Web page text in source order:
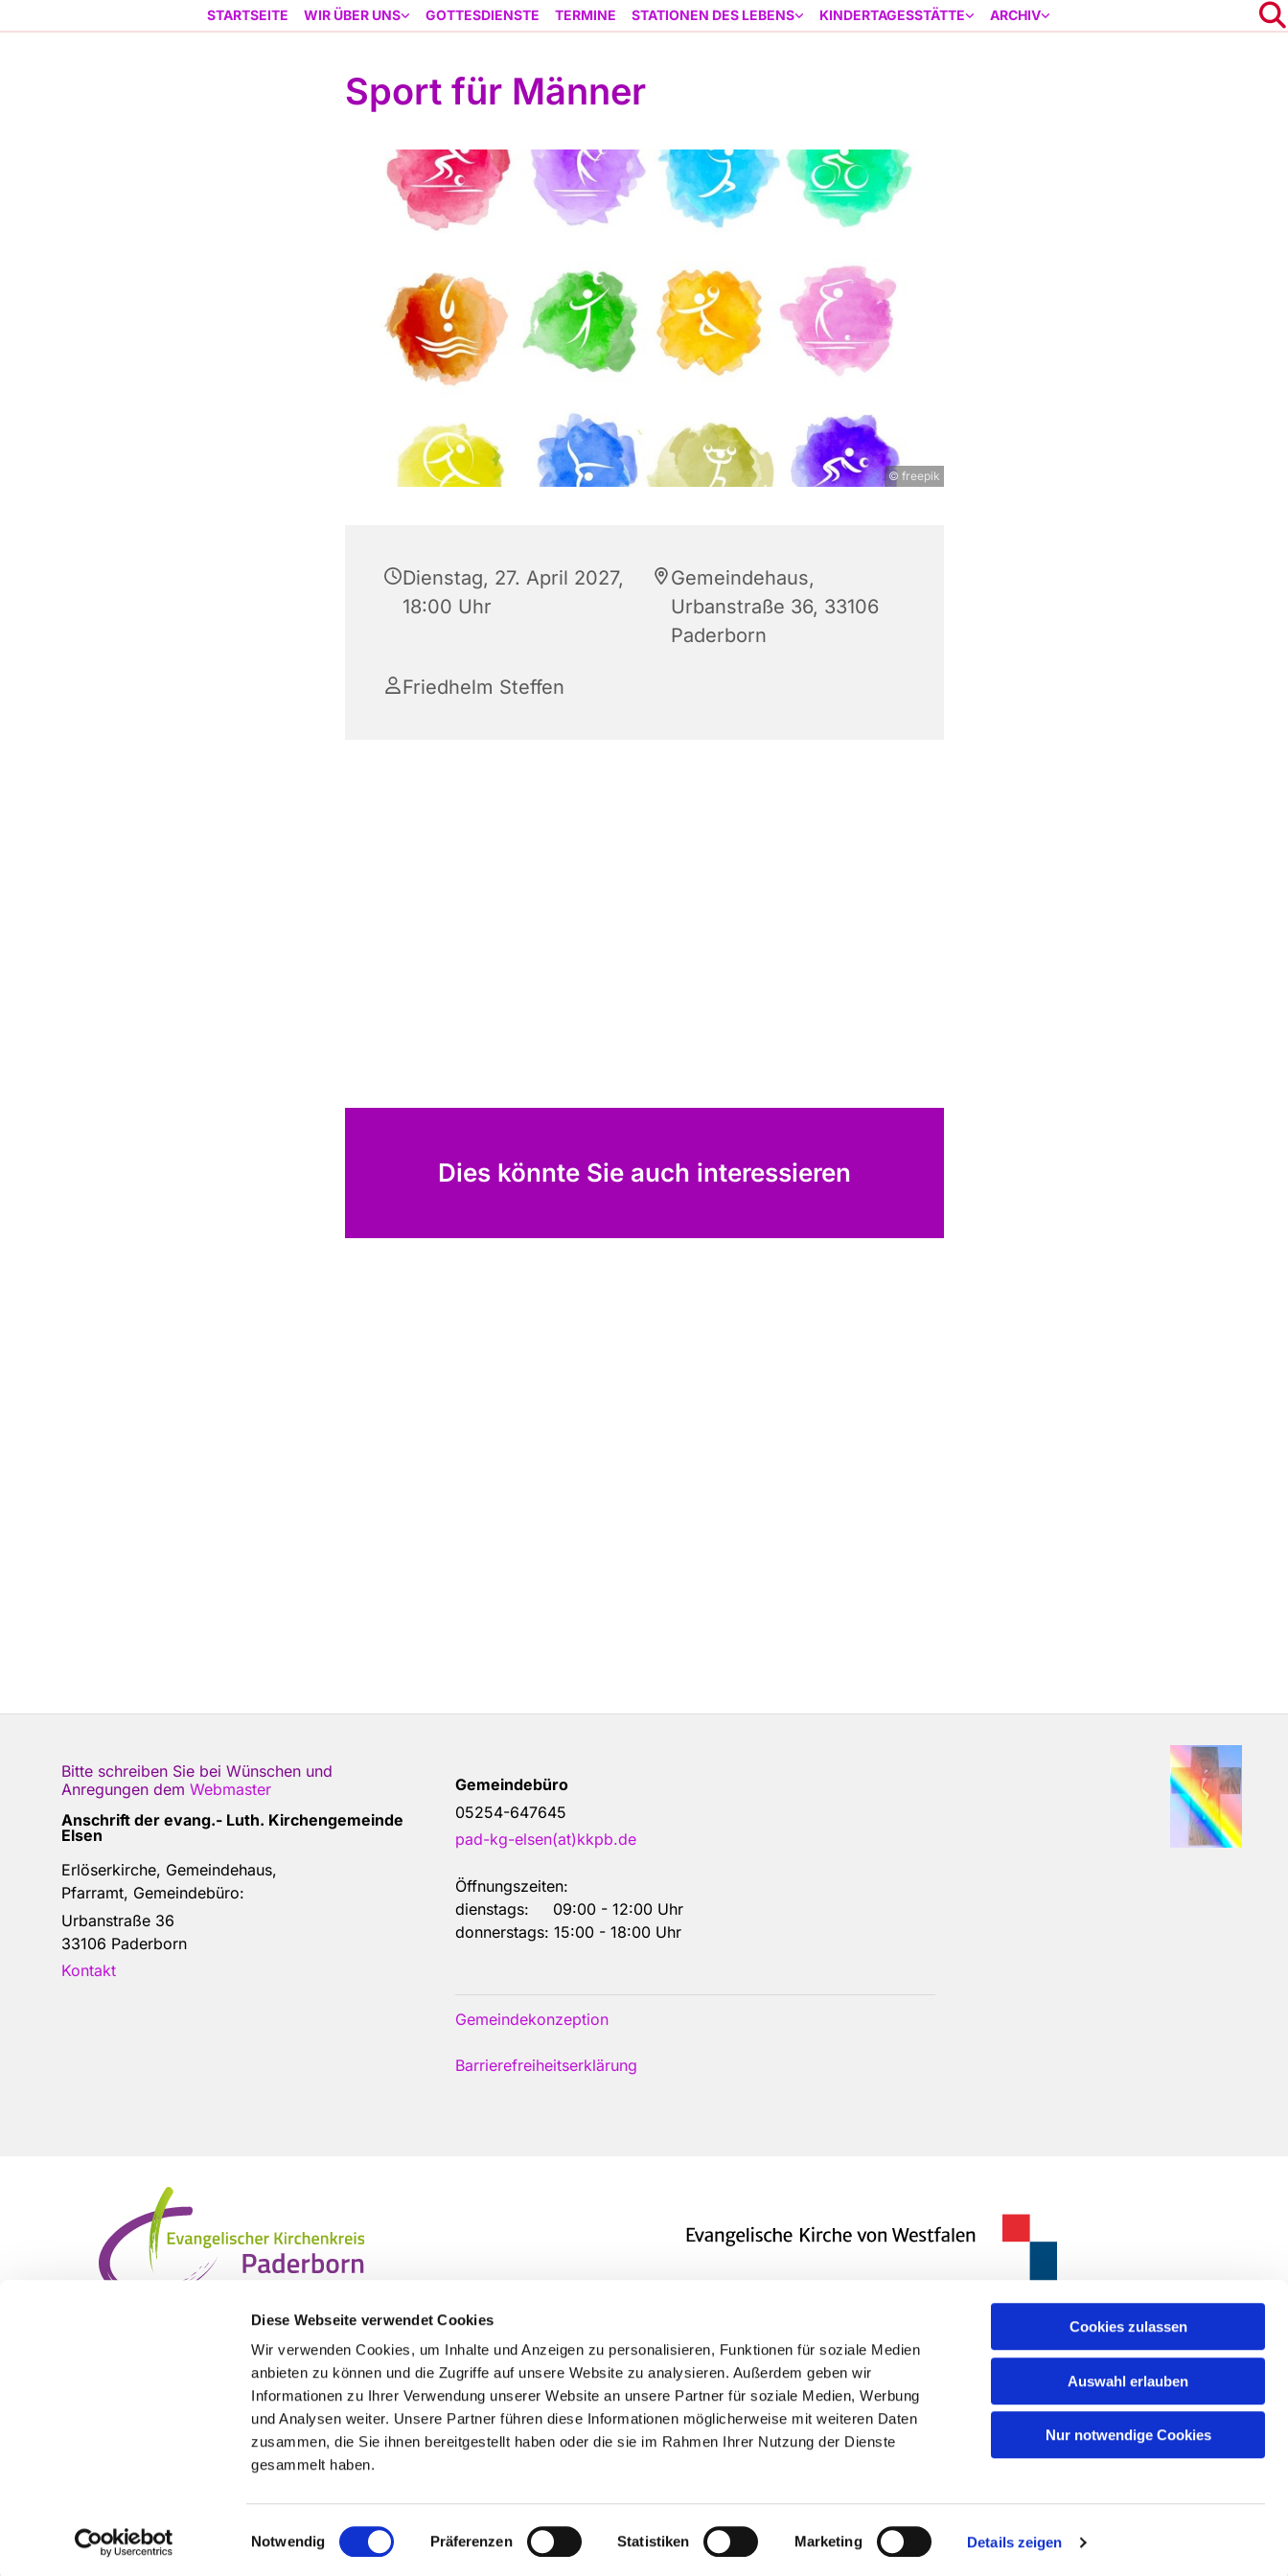
Diese Webseite verwendet Cookies
Wir verwenden Cookies, um Inhalte und Anzeigen zu personalisieren, Funktionen für soziale Medien
anbieten zu können und die Zugriffe auf unsere Website zu analysieren. Außerdem geben wir
Informationen zu Ihrer Verwendung unserer Website an unsere Partner für soziale Medien, Werbung
und Analysen weiter. Unsere Partner führen diese Informationen möglicherweise mit weiteren Daten
zusammen, die Sie ihnen bereitgestellt haben oder die sie im Rahmen Ihrer Nutzung der Dienste
gesammelt haben.
Einwilligungsauswahl
Notwendig Präferenzen Statistiken Marketing Details zeigen
Cookies zulassen
Auswahl erlauben
Nur notwendige Cookies
STARTSEITE WIR ÜBER UNS GOTTESDIENSTE TERMINE STATIONEN DES LEBENS KINDERTAGESSTÄTTE ARCHIV
Sport für Männer
© freepik
Dienstag, 27. April 2027,
18:00 Uhr
Gemeindehaus,
Urbanstraße 36, 33106
Paderborn
Friedhelm Steffen
Dies könnte Sie auch interessieren
Bitte schreiben Sie bei Wünschen und
Anregungen dem Webmaster
Anschrift der evang.- Luth. Kirchengemeinde
Elsen
Erlöserkirche, Gemeindehaus,
Pfarramt, Gemeindebüro:
Urbanstraße 36
33106 Paderborn
Kontakt
Gemeindebüro
05254-647645
pad-kg-elsen(at)kkpb.de
Öffnungszeiten:
dienstags: 09:00 - 12:00 Uhr
donnerstags: 15:00 - 18:00 Uhr
Gemeindekonzeption
Barrierefreiheitserklärung